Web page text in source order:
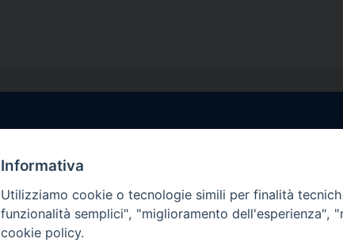
Via Santa Maria della Pietà, 44 – 80067
Sorrento (NA)
tel. 0818781244
Giorni ed Orari Apertura Uffici:
Venerdì ore 09:30 – 12:30
Informativa
Utilizziamo cookie o tecnologie simili per finalità
funzionalità semplici", "miglioramento dell'esperienza",
cookie policy.